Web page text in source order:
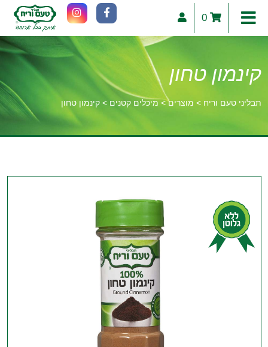
0
קינמון טחון
תבליני טעם וריח > מוצרים>מיכלים קטנים >קינמון טחון